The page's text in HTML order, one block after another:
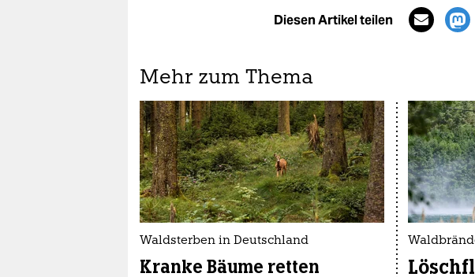
Diesen Artikel teilen
Mehr zum Thema
Waldsterben in Deutschland
Kranke Bäume retten